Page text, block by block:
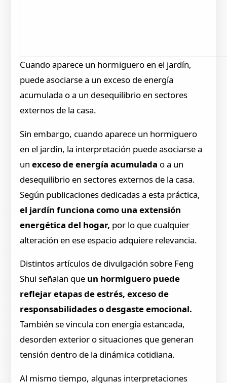
Cuando aparece un hormiguero en el jardín,
puede asociarse a un exceso de energía
acumulada o a un desequilibrio en sectores
externos de la casa.
Sin embargo, cuando aparece un hormiguero
en el jardín, la interpretación puede asociarse a
unexceso de energía acumulada o a un
desequilibrio en sectores externos de la casa.
Según publicaciones dedicadas a esta práctica,
el jardín funciona como una extensión
energética del hogar, por lo que cualquier
alteración en ese espacio adquiere relevancia.
Distintos artículos de divulgación sobre Feng
Shui señalan que un hormiguero puede
reflejar etapas de estrés, exceso de
responsabilidades o desgaste emocional.
También se vincula con energía estancada,
desorden exterior o situaciones que generan
tensión dentro de la dinámica cotidiana.
Al mismo tiempo, algunas interpretaciones